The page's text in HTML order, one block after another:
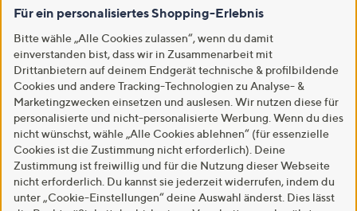
Für ein personalisiertes Shopping-Erlebnis
Bitte wähle „Alle Cookies zulassen“, wenn du damit
einverstanden bist, dass wir in Zusammenarbeit mit
Drittanbietern auf deinem Endgerät technische & profilbildende
Cookies und andere Tracking-Technologien zu Analyse- &
Marketingzwecken einsetzen und auslesen. Wir nutzen diese für
personalisierte und nicht-personalisierte Werbung. Wenn du dies
nicht wünschst, wähle „Alle Cookies ablehnen“ (für essenzielle
Cookies ist die Zustimmung nicht erforderlich). Deine
Zustimmung ist freiwillig und für die Nutzung dieser Webseite
nicht erforderlich. Du kannst sie jederzeit widerrufen, indem du
unter „Cookie-Einstellungen“ deine Auswahl änderst. Dies lässt